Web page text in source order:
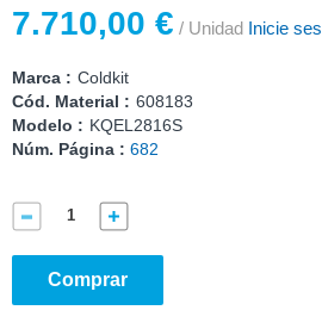
7.710,00 € / Unidad Inicie
Marca : Coldkit
Cód. Material : 608183
Modelo : KQEL2816S
Núm. Página : 682
Comprar